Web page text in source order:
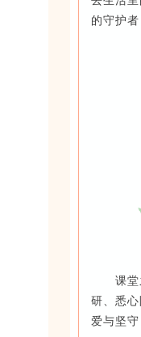
的守护
课
研、悉
爱与坚